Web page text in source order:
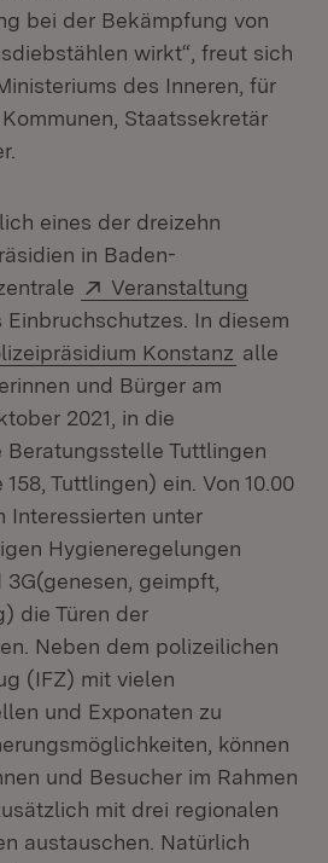
bei der Bekämpfung von
wirkt“, freut sich
des Inneren, für
Staatssekretär
eines der dreizehn
in Baden-
Extern:
Veranstaltung
Fenster)
Einbruchschutzes. In diesem
Konstanz (Öffnet
alle
und Bürger am
2021, in die
Tuttlingen
Tuttlingen) ein. Von 10.00
Interessierten unter
Hygieneregelungen
geimpft,
die Türen der
Neben dem polizeilichen
(IFZ) mit vielen
und Exponaten zu
können
und Besucher im Rahmen
mit drei regionalen
austauschen. Natürlich